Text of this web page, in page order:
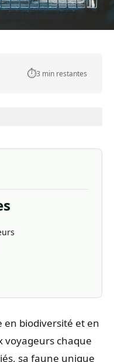
⏱️3 min restantes
en biodiversité et en
chaque
sa faune unique